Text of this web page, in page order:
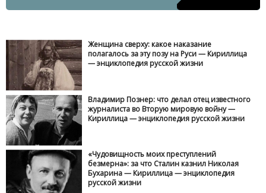
Женщина сверху: какое наказание
полагалось за эту позу на Руси — Кириллица
— энциклопедия русской жизни
Владимир Познер: что делал отец известного
журналиста во Вторую мировую войну —
Кириллица — энциклопедия русской жизни
«Чудовищность моих преступлений
безмерна»: за что Сталин казнил Николая
Бухарина — Кириллица — энциклопедия
русской жизни